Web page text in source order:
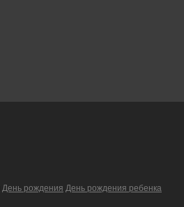
День рождения День рождения ребенка